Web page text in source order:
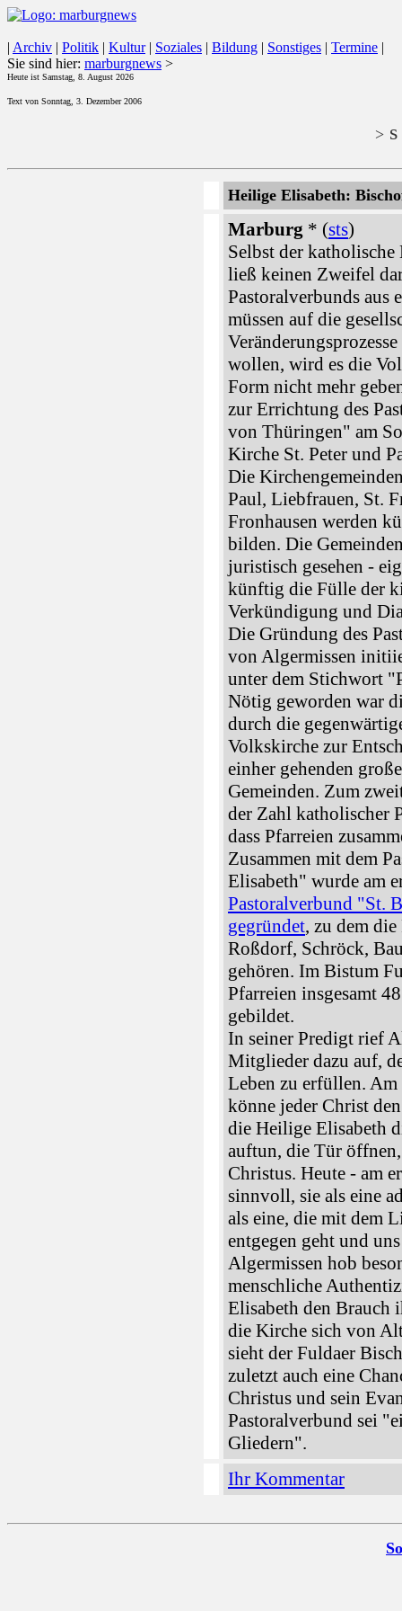
| Archiv | Politik | Kultur| Soziales | Bildung | Sonstiges | Termine |
Sie sind hier: marburgnews >
Heute ist Samstag, 8. August 2026
Text von Sonntag, 3. Dezember 2006
>s
Heilige Elisabeth:
Marburg * (sts)
Selbst der
ließ keinen Zweifel
Pastoralverbunds aus
müssen auf die
wollen, wird es die
Form nicht mehr
zur Errichtung des
von Thüringen" am
Kirche St. Peter und
Die
Paul, Liebfrauen, St.
Fronhausen werden
bilden. Die
juristisch gesehen -
künftig die Fülle der
Verkündigung und
Die Gründung des
von Algermissen
unter dem Stichwort
Nötig geworden war
durch die
Volkskirche zur
einher gehenden
Gemeinden. Zum
der Zahl katholischer
dass Pfarreien
Zusammen mit dem
Elisabeth" wurde am
Pastoralverbund "St.
gegründet, zu dem
Roßdorf, Schröck,
gehören. Im Bistum
Pfarreien insgesamt
gebildet.
In seiner Predigt rief
Mitglieder dazu auf,
Leben zu erfüllen.
könne jeder Christ
die Heilige Elisabeth
auftun, die Tür
Christus. Heute - am
sinnvoll, sie als eine
als eine, die mit dem
entgegen geht und
Algermissen hob
menschliche
Elisabeth den Brauch
die Kirche sich von
sieht der Fuldaer
zuletzt auch eine
Christus und sein
Pastoralverbund sei
Gliedern".
Ihr Kommentar